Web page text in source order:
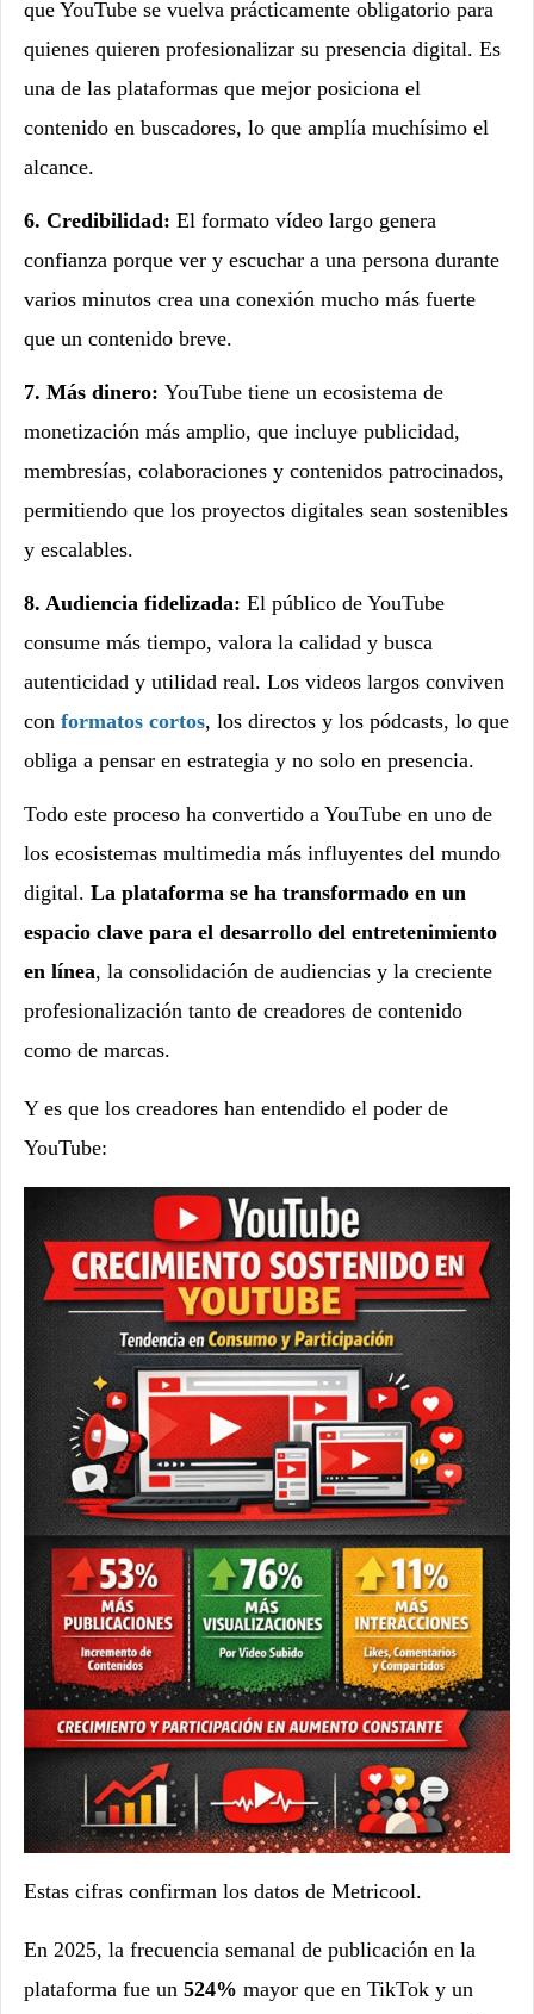
que YouTube se vuelva prácticamente obligatorio para
quienes quieren profesionalizar su presencia digital. Es
una de las plataformas que mejor posiciona el
contenido en buscadores, lo que amplía muchísimo el
alcance.
6. Credibilidad: El formato vídeo largo genera
confianza porque ver y escuchar a una persona durante
varios minutos crea una conexión mucho más fuerte
que un contenido breve.
7. Más dinero: YouTube tiene un ecosistema de
monetización más amplio, que incluye publicidad,
membresías, colaboraciones y contenidos patrocinados,
permitiendo que los proyectos digitales sean sostenibles
y escalables.
8. Audiencia fidelizada: El público de YouTube
consume más tiempo, valora la calidad y busca
autenticidad y utilidad real. Los videos largos conviven
con formatos cortos, los directos y los pódcasts, lo que
obliga a pensar en estrategia y no solo en presencia.
Todo este proceso ha convertido a YouTube en uno de
los ecosistemas multimedia más influyentes del mundo
digital. La plataforma se ha transformado en un
espacio clave para el desarrollo del entretenimiento
en línea, la consolidación de audiencias y la creciente
profesionalización tanto de creadores de contenido
como de marcas.
Y es que los creadores han entendido el poder de
YouTube:
Estas cifras confirman los datos de Metricool.
En 2025, la frecuencia semanal de publicación en la
plataforma fue un 524% mayor que en TikTok y un